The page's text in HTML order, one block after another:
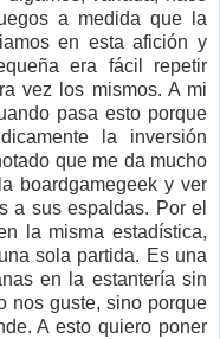
a medida que la
en esta afición y
era fácil repetir
vez los mismos. A mi
pasa esto porque
la inversión
que me da mucho
boardgamegeek y ver
a sus espaldas. Por el
la misma estadística,
sola partida. Es una
en la estantería sin
nos guste, sino porque
A esto quiero poner